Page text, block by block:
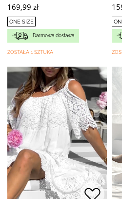
169,99 zł
ONE SIZE
Darmowa dostawa
ZOSTAŁA 1 SZTUKA